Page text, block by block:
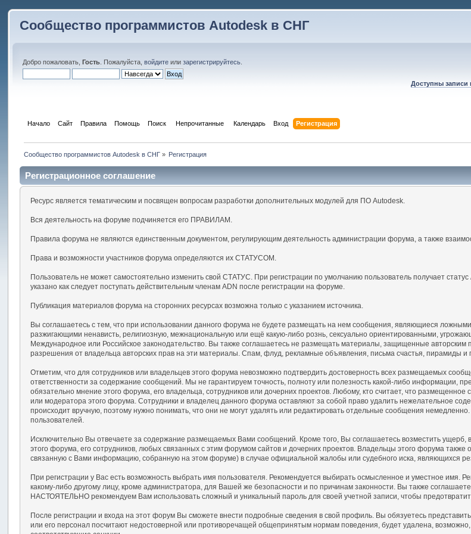
Сообщество программистов Autodesk в СНГ
Добро пожаловать,Гость . Пожалуйста,войдите илизарегистрируйтесь
Доступны записи
Начало Сайт Правила Помощь Поиск Непрочитанные Календарь Вход Регистрация
Сообщество программистов Autodesk в СНГ» Регистрация
Регистрационное соглашение
Ресурс является тематическим и посвящен вопросам разработки дополнительных модулей для ПО Autodesk.
Вся деятельность на форуме подчиняется его ПРАВИЛАМ.
Правила форума не являются единственным документом, регулирующим деятельность администрации форума, а также
Права и возможности участников форума определяются их СТАТУСОМ.
Пользователь не может самостоятельно изменить свой СТАТУС. При регистрации по умолчанию пользователь получает
указано как следует поступать действительным членам ADN после регистрации на форуме.
Публикация материалов форума на сторонних ресурсах возможна только с указанием источника.
Вы соглашаетесь с тем, что при использовании данного форума не будете размещать на нем сообщения, являющиеся
разжигающими ненависть, религиозную, межнациональную или ещё какую-либо рознь, сексуально ориентированными,
Международное или Российское законодательство. Вы также соглашаетесь не размещать материалы, защищенные авторским
разрешения от владельца авторских прав на эти материалы. Спам, флуд, рекламные объявления, письма счастья, пирамиды
Отметим, что для сотрудников или владельцев этого форума невозможно подтвердить достоверность всех размещаемых
ответственности за содержание сообщений. Мы не гарантируем точность, полноту или полезность какой-либо
обязательно мнение этого форума, его владельца, сотрудников или дочерних проектов. Любому, кто считает, что
или модератора этого форума. Сотрудники и владелец данного форума оставляют за собой право удалить нежелательное
происходит вручную, поэтому нужно понимать, что они не могут удалять или редактировать отдельные сообщения
пользователей.
Исключительно Вы отвечаете за содержание размещаемых Вами сообщений. Кроме того, Вы соглашаетесь возместить
этого форума, его сотрудников, любых связанных с этим форумом сайтов и дочерних проектов. Владельцы этого форума
связанную с Вами информацию, собранную на этом форуме) в случае официальной жалобы или судебного иска, являющихся
При регистрации у Вас есть возможность выбрать имя пользователя. Рекомендуется выбирать осмысленное и уместное имя.
какому-либо другому лицу, кроме администратора, для Вашей же безопасности и по причинам законности. Вы также
НАСТОЯТЕЛЬНО рекомендуем Вам использовать сложный и уникальный пароль для своей учетной записи, чтобы
После регистрации и входа на этот форум Вы сможете внести подробные сведения в свой профиль. Вы обязуетесь
или его персонал посчитают недостоверной или противоречащей общепринятым нормам поведения, будет удалена,